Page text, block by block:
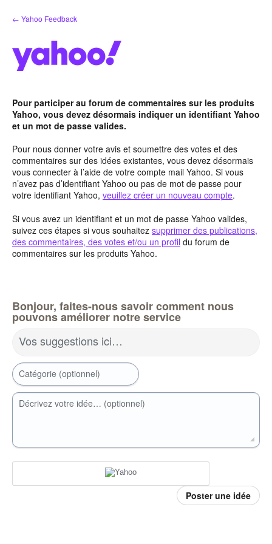
Aller
au
← Yahoo Feedback
Pour participer au forum de commentaires sur les produits
Yahoo, vous devez désormais indiquer un identifiant Yahoo
et un mot de passe valides.
Pour nous donner votre avis et soumettre des votes et des
commentaires sur des idées existantes, vous devez désormais
vous connecter à l’aide de votre compte mail Yahoo. Si vous
n’avez pas d’identifiant Yahoo ou pas de mot de passe pour
votre identifiant Yahoo, veuillez créer un nouveau compte.
Si vous avez un identifiant et un mot de passe Yahoo valides,
suivez ces étapes si vous souhaitez supprimer des publications,
des commentaires, des votes et/ou un profil du forum de
commentaires sur les produits Yahoo.
Bonjour, faites-nous savoir comment nous
pouvons améliorer notre service
Vos suggestions ici…
Catégorie (optionnel)
Décrivez votre idée… (optionnel)
Poster une idée